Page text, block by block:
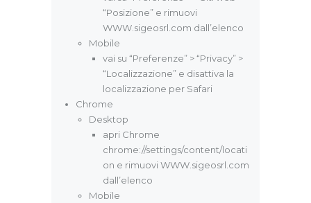
“Posizione” e rimuovi
WWW.sigeosrl.com dall’elenco
Mobile
vai su “Preferenze” > “Privacy” >
“Localizzazione” e disattiva la
localizzazione per Safari
Chrome
Desktop
apri Chrome
chrome://settings/content/locati
on e rimuovi WWW.sigeosrl.com
dall’elenco
Mobile